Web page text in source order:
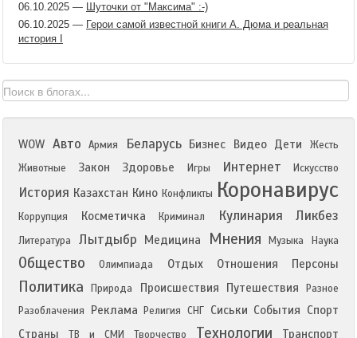
06.10.2025 — Шуточки от "Максима" :-)
06.10.2025 — Герои самой известной книги А. Дюма и реальная
история I
WOW Авто Армия Беларусь Бизнес Видео Дети
Жесть
Животные
Закон Здоровье Игры Интернет Искусство
История Казахстан Кино Конфликты Коронавирус
Коррупция Косметичка Криминал Кулинария Ликбез
Литература Лытдыбр Медицина Мнения Музыка Наука
Общество Олимпиада Отдых Отношения Персоны
Политика Природа Происшествия Путешествия
Разное
Разоблачения
Реклама Религия СНГ Сиськи События Спорт
Страны
ТВ и СМИ Творчество Технологии Транспорт